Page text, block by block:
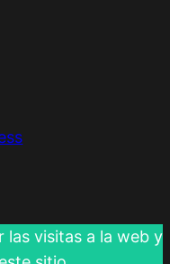
las visitas a la web y